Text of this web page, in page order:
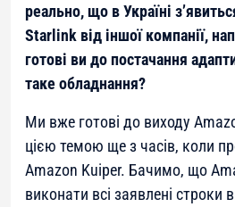
реально, що в Україні
Starlink від іншої компанії,
готові ви до постачання
таке обладнання?
Ми вже готові до виходу
цією темою ще з часів, коли
Amazon Kuiper. Бачимо, що
виконати всі заявлені строки